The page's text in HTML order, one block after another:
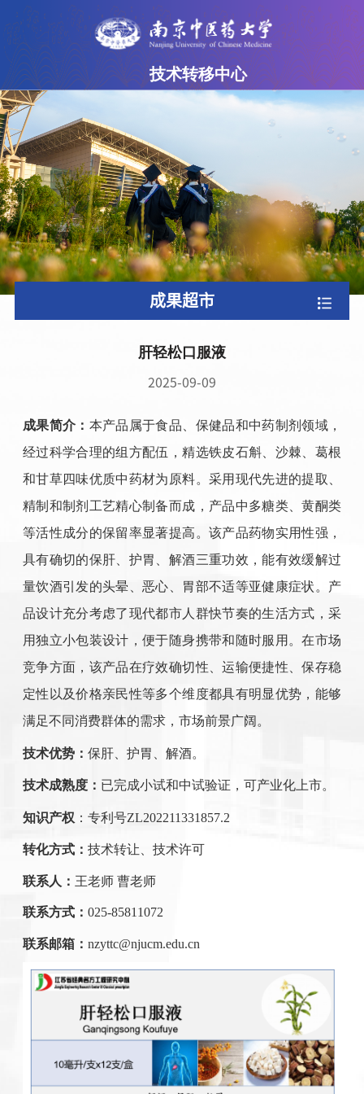
技术转移中心
网站首页
中心简介
成果超市
专家团队
政策法规
下载专区
成果超市
肝轻松口服液
2025-09-09
成果简介： 本产品属于食品、保健品和中药制剂领域，
经过科学合理的组方配伍，精选铁皮石斛、沙棘、葛根
和甘草四味优质中药材为原料。采用现代先进的提取、
精制和制剂工艺精心制备而成，产品中多糖类、黄酮类
等活性成分的保留率显著提高。该产品药物实用性强，
具有确切的保肝、护胃、解酒三重功效，能有效缓解过
量饮酒引发的头晕、恶心、胃部不适等亚健康症状。产
品设计充分考虑了现代都市人群快节奏的生活方式，采
用独立小包装设计，便于随身携带和随时服用。在市场
竞争方面，该产品在疗效确切性、运输便捷性、保存稳
定性以及价格亲民性等多个维度都具有明显优势，能够
满足不同消费群体的需求，市场前景广阔。
技术优势： 保肝、护胃、解酒。
技术成熟度： 已完成小试和中试验证，可产业化上市。
知识产权 ：专利号ZL202211331857.2
转化方式： 技术转让 、技术许可
联系人： 王老师 曹老师
联系方式： 025-85811072
联系邮箱： nzyttc@njucm.edu.cn